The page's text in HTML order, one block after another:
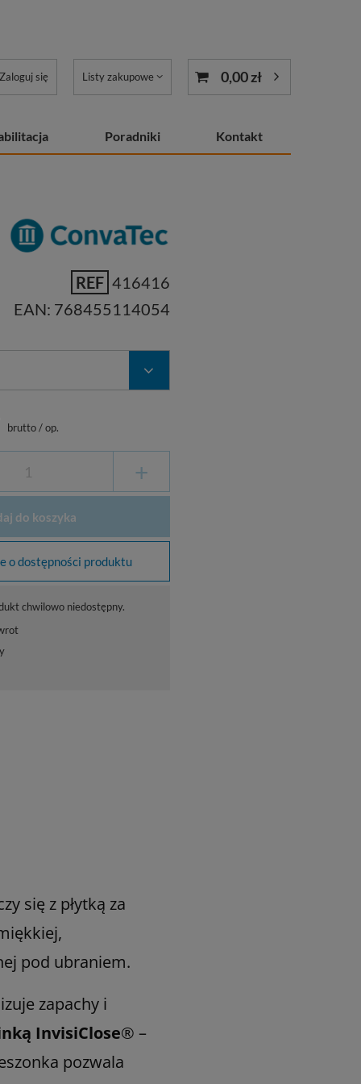
Zaloguj się Listy zakupowe 0,00 zł
Poradniki Kontakt
REF 416416
EAN: 768455114054
brutto/op.
+
do koszyka
o dostępności produktu
chwilowo niedostępny.
się z płytką za
pod ubraniem.
zapachy i
InvisiClose® –
pozwala